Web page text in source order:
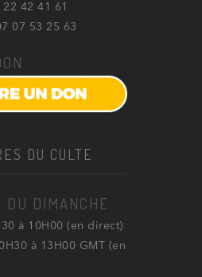
42 41 61
07 53 25 63
DU CULTE
DU DIMANCHE
à 10H00 (en direct)
à 13H00 GMT (en